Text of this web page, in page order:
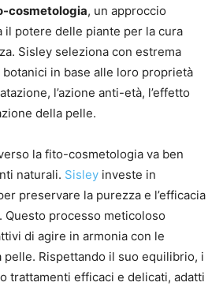
cosmetologia, un approccio
potere delle piante per la cura
Sisley seleziona con estrema
in base alle loro proprietà
l’azione anti-età, l’effetto
della pelle.
la fito-cosmetologia va ben
naturali. Sisley investe in
preservare la purezza e l’efficacia
processo meticoloso
di agire in armonia con le
Rispettando il suo equilibrio, i
trattamenti efficaci e delicati, adatti